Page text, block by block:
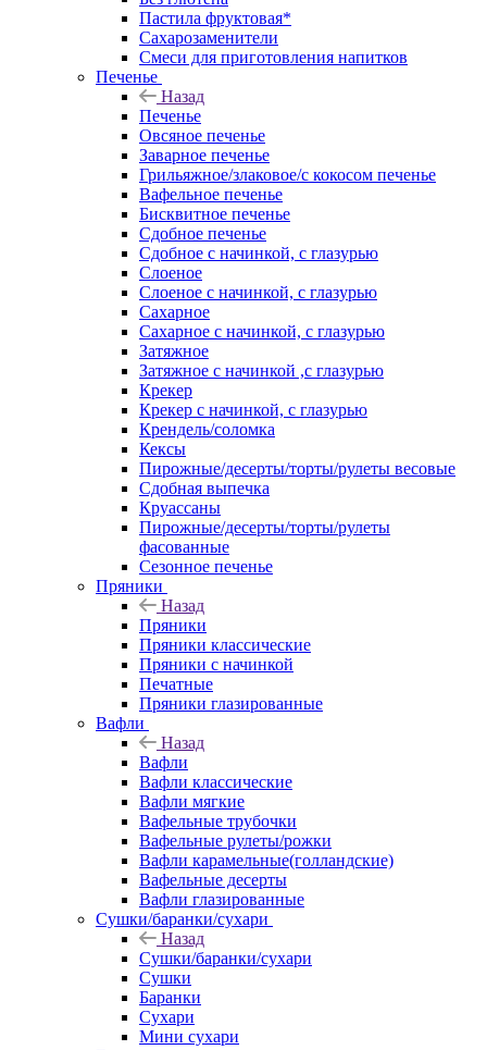
Пастила фруктовая*
Сахарозаменители
Смеси для приготовления напитков
Печенье
Назад
Печенье
Овсяное печенье
Заварное печенье
Грильяжное/злаковое/с кокосом печенье
Вафельное печенье
Бисквитное печенье
Сдобное печенье
Сдобное с начинкой, с глазурью
Слоеное
Слоеное с начинкой, с глазурью
Сахарное
Сахарное с начинкой, с глазурью
Затяжное
Затяжное с начинкой ,с глазурью
Крекер
Крекер с начинкой, с глазурью
Крендель/соломка
Кексы
Пирожные/десерты/торты/рулеты весовые
Сдобная выпечка
Круассаны
Пирожные/десерты/торты/рулеты
фасованные
Сезонное печенье
Пряники
Назад
Пряники
Пряники классические
Пряники с начинкой
Печатные
Пряники глазированные
Вафли
Назад
Вафли
Вафли классические
Вафли мягкие
Вафельные трубочки
Вафельные рулеты/рожки
Вафли карамельные(голландские)
Вафельные десерты
Вафли глазированные
Сушки/баранки/сухари
Назад
Сушки/баранки/сухари
Сушки
Баранки
Сухари
Мини сухари